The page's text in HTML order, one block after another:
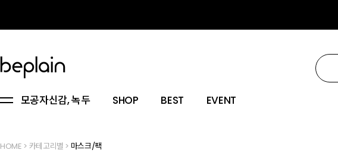
모공자신감, 녹두 SHOP BEST EVENT
HOME > 카테고리별 > 마스크/팩